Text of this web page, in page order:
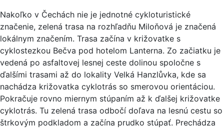
Nakoľko v Čechách nie je jednotné cykloturistické
značenie, zelená trasa na rozhľadňu Miloňová je značená
lokálnym značením. Trasa začína v križovatke s
cyklostezkou Bečva pod hotelom Lanterna. Zo začiatku je
vedená po asfaltovej lesnej ceste dolinou spoločne s
ďalšími trasami až do lokality Velká Hanzlůvka, kde sa
nachádza križovatka cyklotrás so smerovou orientáciou.
Pokračuje rovno miernym stúpaním až k ďalšej križovatke
cyklotrás. Tu zelená trasa odbočí doľava na lesnú cestu so
štrkovým podkladom a začína prudko stúpať. Prechádza